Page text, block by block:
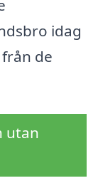
idag
de
utan